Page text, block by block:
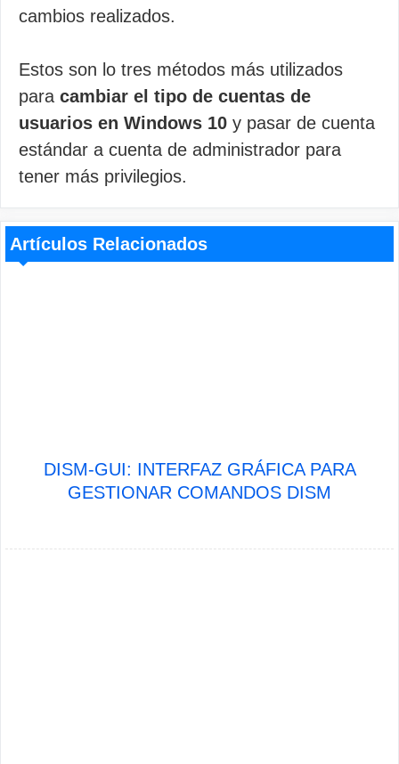
cambios realizados.
Estos son lo tres métodos más utilizados
para cambiar el tipo de cuentas de
usuarios en Windows 10 y pasar de cuenta
estándar a cuenta de administrador para
tener más privilegios.
Artículos Relacionados
DISM-GUI: INTERFAZ GRÁFICA PARA
GESTIONAR COMANDOS DISM